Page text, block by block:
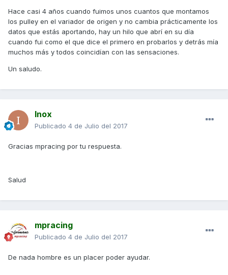
Hace casi 4 años cuando fuimos unos cuantos que montamos
los pulley en el variador de origen y no cambia prácticamente los
datos que estás aportando, hay un hilo que abrí en su día
cuando fui como el que dice el primero en probarlos y detrás mía
muchos más y todos coincidían con las sensaciones.
Un saludo.
Inox
Publicado 4 de Julio del 2017
Gracias mpracing por tu respuesta.
Salud
mpracing
Publicado 4 de Julio del 2017
De nada hombre es un placer poder ayudar.